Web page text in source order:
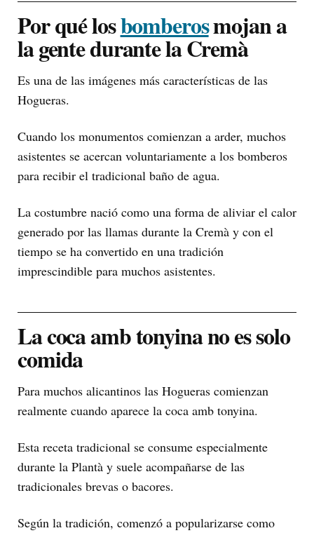
Por qué losbomberosmojan a
la gente durante la Cremà
Es una de las imágenes más características de las
Hogueras.
Cuando los monumentos comienzan a arder, muchos
asistentes se acercan voluntariamente a los bomberos
para recibir el tradicional baño de agua.
La costumbre nació como una forma de aliviar el calor
generado por las llamas durante la Cremà y con el
tiempo se ha convertido en una tradición
imprescindible para muchos asistentes.
La coca amb tonyina no es solo
comida
Para muchos alicantinos las Hogueras comienzan
realmente cuando aparece la coca amb tonyina.
Esta receta tradicional se consume especialmente
durante la Plantà y suele acompañarse de las
tradicionales brevas o bacores.
Según la tradición, comenzó a popularizarse como